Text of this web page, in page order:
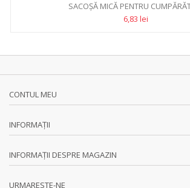
SACOŞĂ MICĂ PENTRU
6,83 lei
CONTUL MEU
INFORMAŢII
INFORMAȚII DESPRE MAGAZIN
URMARESTE-NE